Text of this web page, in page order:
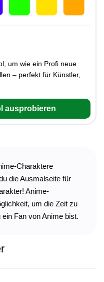
um wie ein Profi neue
– perfekt für Künstler,
ausprobieren
Charaktere
die Ausmalseite für
Anime-
um die Zeit zu
Fan von Anime bist.